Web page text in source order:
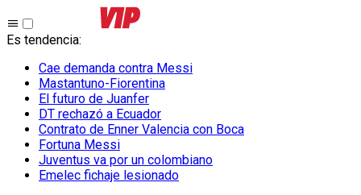
Es tendencia:
Cae demanda contra Messi
Mastantuno-Fiorentina
El futuro de Juanfer
DT rechazó a Ecuador
Contrato de Enner Valencia con Boca
Fortuna Messi
Juventus va por un colombiano
Emelec fichaje lesionado